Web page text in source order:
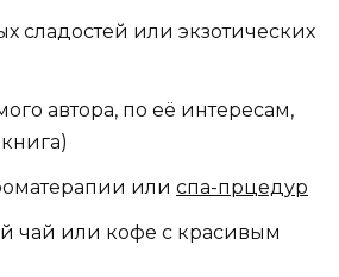
сладостей или экзотических
автора, по её интересам,
или спа-прцедур
чай или кофе с красивым